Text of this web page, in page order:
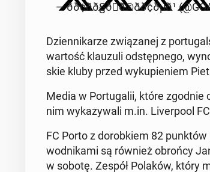
— ðð¢ðð§ð́ð©ðð¢ðµð¹
Dzien­ni­ka­rze zwią­za­nej z
wartość klau­zu­li od­stęp­ne­go,
skie kluby przed wy­ku­pie­niem
Media w Por­tu­ga­lii, które
nim wy­ka­zy­wa­li m.in. Li­ver­po­ol
FC Porto z do­rob­kiem 82
wod­ni­ka­mi są również obrońcy
w sobotę. Zespół Polaków, który